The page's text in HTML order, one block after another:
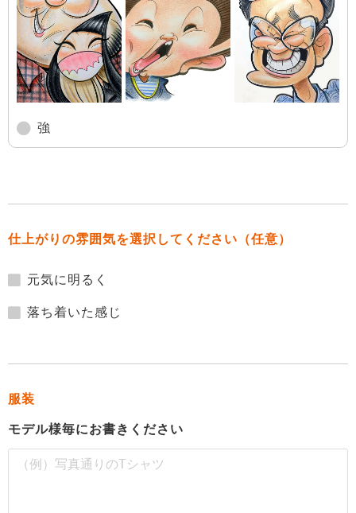
強
仕上がりの雰囲気を選択してください（任意）
元気に明るく
落ち着いた感じ
服装
モデル様毎にお書きください